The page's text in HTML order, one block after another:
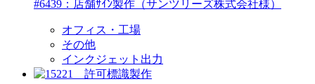
#6439：店舗ｻｲﾝ製作（サンツリーズ株式会社様）
オフィス・工場
その他
インクジェット出力